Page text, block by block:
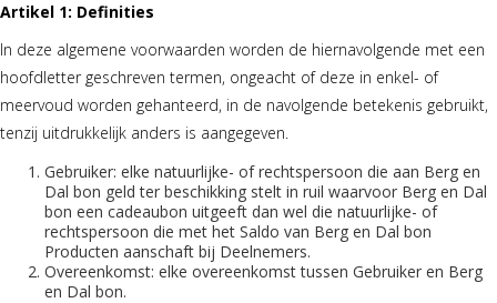
Artikel 1: Definities
In deze algemene voorwaarden worden de hiernavolgende met een
hoofdletter geschreven termen, ongeacht of deze in enkel- of
meervoud worden gehanteerd, in de navolgende betekenis gebruikt,
tenzij uitdrukkelijk anders is aangegeven.
Gebruiker: elke natuurlijke- of rechtspersoon die aan Berg en
Dal bon geld ter beschikking stelt in ruil waarvoor Berg en Dal
bon een cadeaubon uitgeeft dan wel die natuurlijke- of
rechtspersoon die met het Saldo van Berg en Dal bon
Producten aanschaft bij Deelnemers.
Overeenkomst: elke overeenkomst tussen Gebruiker en Berg
en Dal bon.